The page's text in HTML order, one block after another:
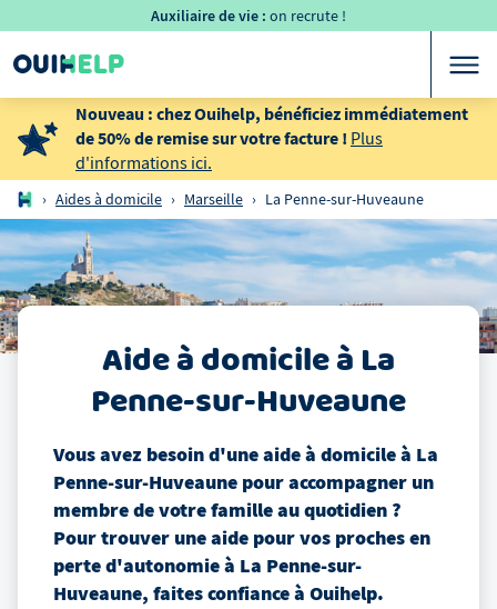
Auxiliaire de vie : on recrute !
Nouveau : chez Ouihelp, bénéficiez immédiatement
de 50% de remise sur votre facture ! Plus
d'informations ici.
› Aides à domicile › Marseille › La Penne-sur-Huveaune
Aide à domicileàLa
Penne-sur-Huveaune
Vous avez besoin d'une aide à domicileà La
Penne-sur-Huveaune pour accompagner un
membre de votre famille au quotidien ?
Pour trouver une aide pour vos proches en
perte d'autonomieà La Penne-sur-
Huveaune, faites confiance à Ouihelp.